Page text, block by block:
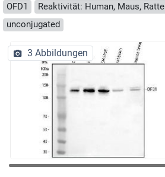
OFD1 Reaktivität: Human, Maus, Ratte
unconjugated
3 Abbildungen